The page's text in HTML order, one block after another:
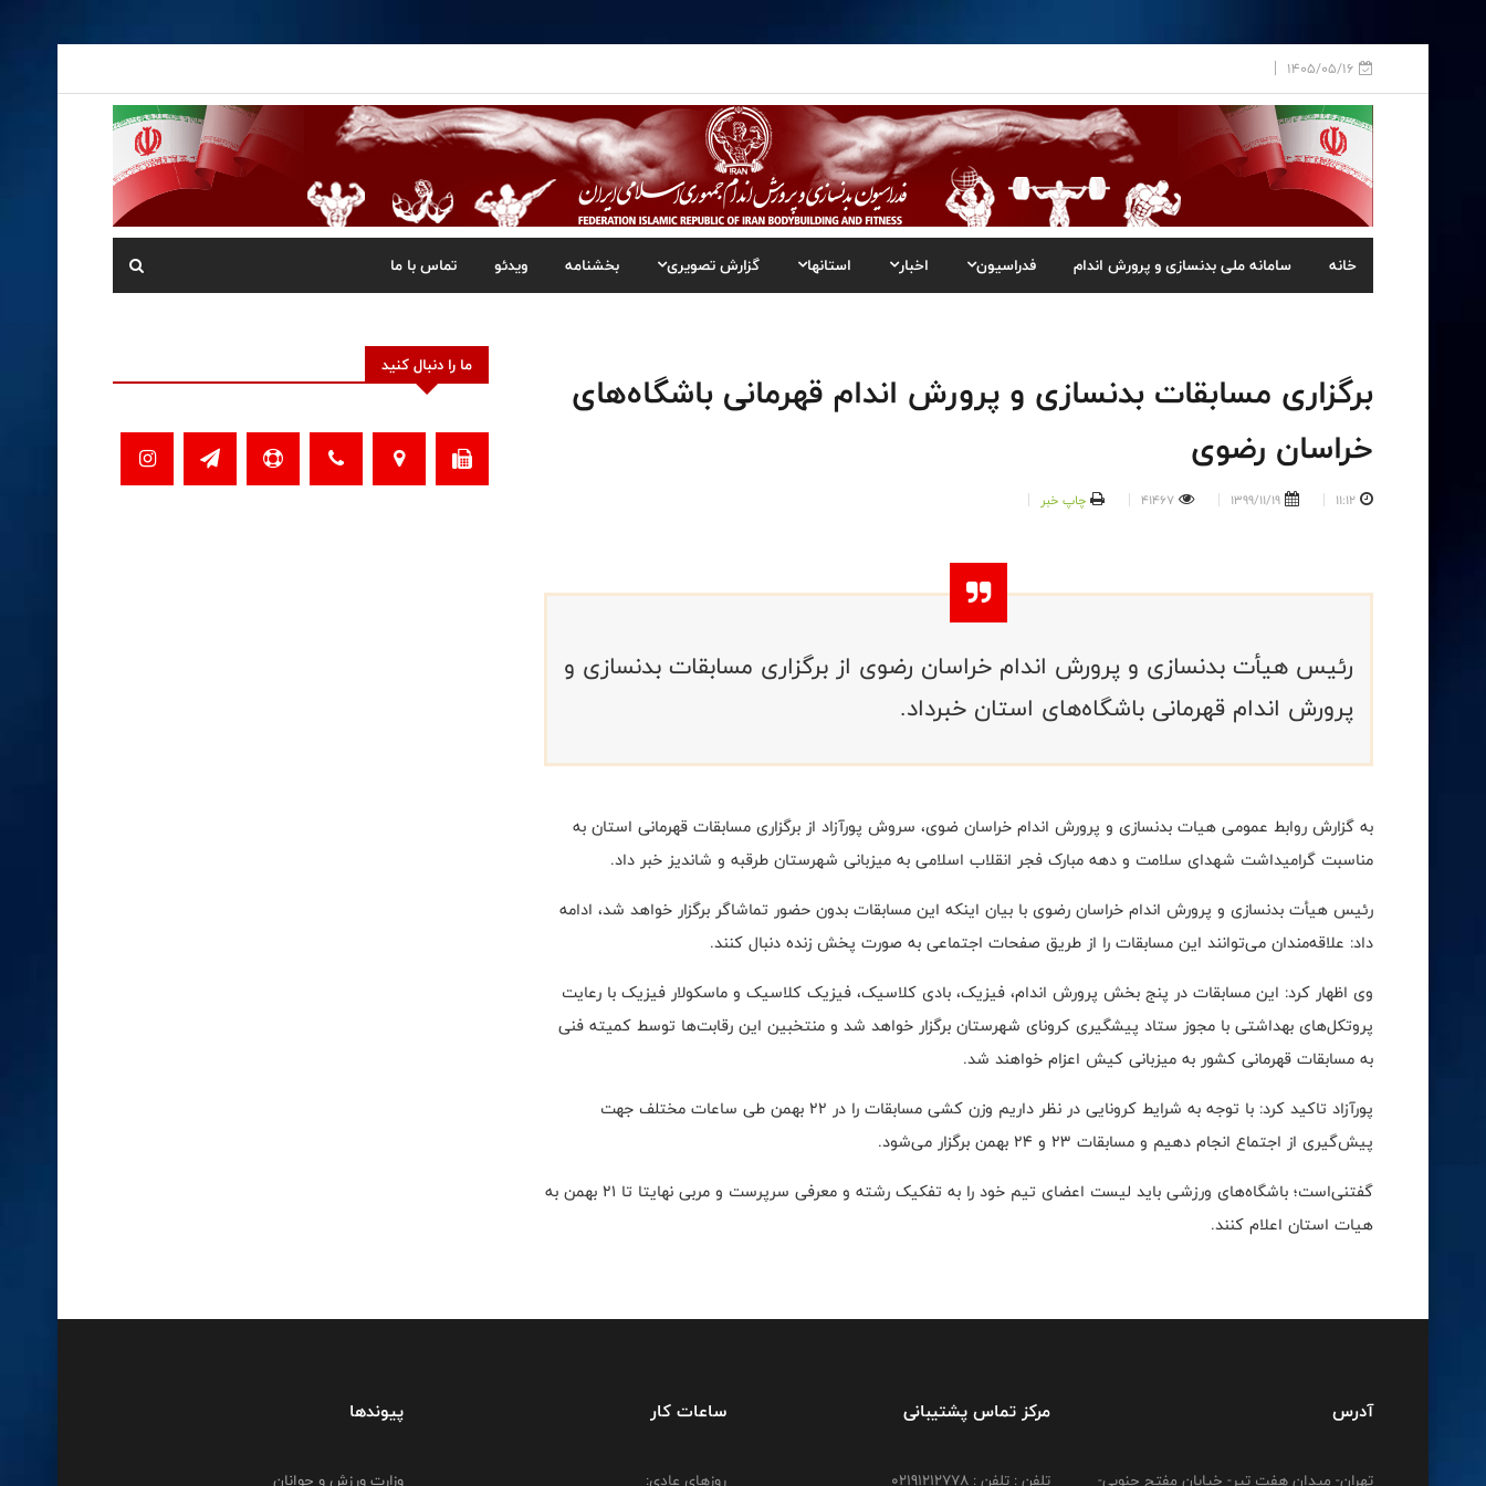
1405/05/16
خانه سامانه ملی بدنسازی و پرورش اندام فدراسیون اخبار استانها گزارش تصویری بخشنامه ویدئو تماس با ما
برگزاری مسابقات بدنسازی و پرورش اندام قهرمانی باشگاه‌های
خراسان رضوی
11:12
1399/11/19
41467 چاپ خبر
رئیس هیأت بدنسازی و پرورش اندام خراسان رضوی از برگزاری مسابقات بدنسازی و
پرورش اندام قهرمانی باشگاه‌های استان خبرداد.
به گزارش روابط عمومی هیات بدنسازی و پرورش اندام خراسان ضوی، سروش پورآزاد از برگزاری مسابقات قهرمانی استان به
مناسبت گرامیداشت شهدای سلامت و دهه مبارک فجر انقلاب اسلامی به میزبانی شهرستان طرقبه و شاندیز خبر داد.
رئیس هیأت بدنسازی و پرورش اندام خراسان رضوی با بیان اینکه این مسابقات بدون حضور تماشاگر برگزار خواهد شد، ادامه
داد: علاقه‌مندان می‌توانند این مسابقات را از طریق صفحات اجتماعی به صورت پخش زنده دنبال کنند.
وی اظهار کرد: این مسابقات در پنج بخش پرورش اندام، فیزیک، بادی کلاسیک، فیزیک کلاسیک و ماسکولار فیزیک با رعايت
پروتکل‌های بهداشتی با مجوز ستاد پیشگیری کرونای شهرستان برگزار خواهد شد و منتخبین این رقابت‌ها توسط کمیته فنی
به مسابقات قهرمانی کشور به میزبانی کیش اعزام خواهند شد.
پورآزاد تاکید کرد: با توجه به شرایط کرونایی در نظر داریم وزن کشی مسابقات را در 22 بهمن طی ساعات مختلف جهت
پیش‌گیری از اجتماع انجام دهیم و مسابقات 23 و 24 بهمن برگزار می‌شود.
گفتنی‌است؛ باشگاه‌های ورزشی باید لیست اعضای تیم خود را به تفکیک رشته و معرفی سرپرست و مربی نهایتا تا 21 بهمن به
هیات استان اعلام کنند.
ما را دنبال کنید
آدرس
تهران- میدان هفت تیر- خیابان مفتح جنوبی-
مرکز تماس پشتیبانی
تلفن : تلفن : 02191212778
ساعات کار
روزهای عادی:
پیوندها
وزارت ورزش و جوانان